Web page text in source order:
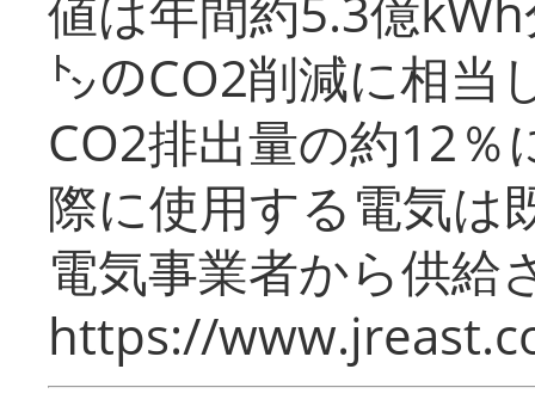
㌧のCO2削減に相当
CO2排出量の約12％
際に使用する電気は
電気事業者から供給
https://